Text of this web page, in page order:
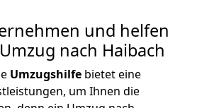
und helfen
nach Haibach
Umzugshilfe bietet eine
um Ihnen die